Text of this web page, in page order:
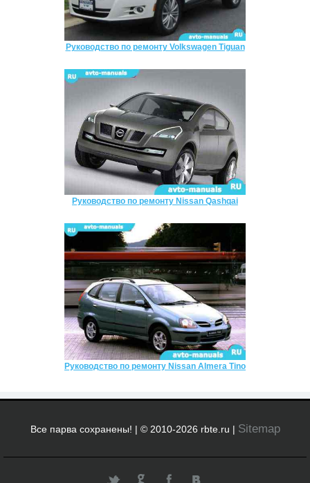
Руководство по ремонту Volkswagen Tiguan
Руководство по ремонту Nissan Qashqai
Руководство по ремонту Nissan Almera Tino
Все парва сохранены! | © 2010-2026 rbte.ru | Sitemap